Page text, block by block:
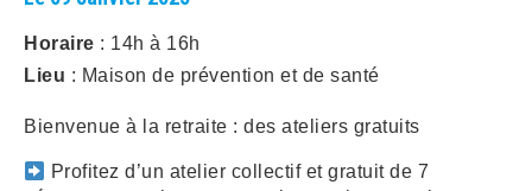
Horaire : 14h à 16h
Lieu : Maison de prévention et de santé
Bienvenue à la retraite : des ateliers gratuits
Profitez d’un atelier collectif et gratuit de 7